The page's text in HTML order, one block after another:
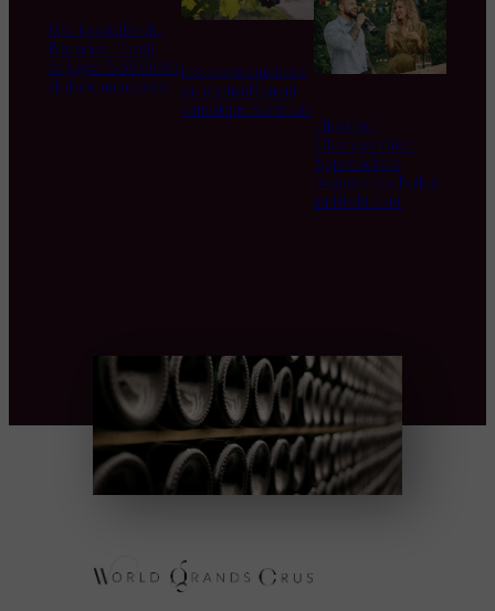
Une bouteille de
Romanée-Conti
adjugée 558.000
dollars, un record
Les conséquences
du réchauffement
climatique sur le vin
L’Horloge
Champenoise :
Apprendre à
Déguster les Bulles
au Fil du Jour